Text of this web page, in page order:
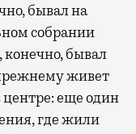
бывал на
собрании
бывал
живет
центре: еще один
где жили